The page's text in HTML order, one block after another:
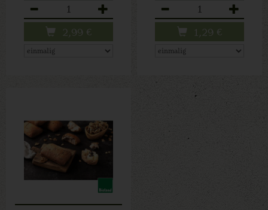
2,99 € 1,29 €